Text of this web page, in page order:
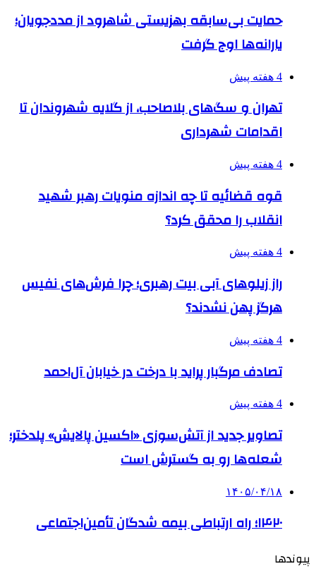
حمایت بی‌سابقه بهزیستی شاهرود از مددجویان؛
یارانه‌ها اوج گرفت
4 هفته پیش
تهران و سگ‌های بلاصاحب، از گلایه شهروندان تا
اقدامات شهرداری
4 هفته پیش
قوه قضائیه تا چه اندازه منویات رهبر شهید
انقلاب را محقق کرد؟
4 هفته پیش
راز زیلوهای آبی بیت رهبری؛ چرا فرش‌های نفیس
هرگز پهن نشدند؟
4 هفته پیش
تصادف مرگبار پراید با درخت در خیابان آل‌احمد
4 هفته پیش
تصاویر جدید از آتش‌سوزی «اکسین پالایش» پلدختر؛
شعله‌ها رو به گسترش است
۱۴۰۵/۰۴/۱۸
۱۴۲۰؛ راه ارتباطی بیمه شدگان تأمین‌اجتماعی
پیوندها